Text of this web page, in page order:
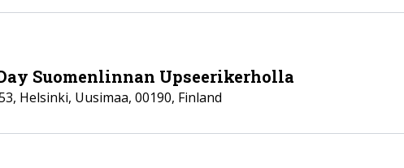
Suomenlinnan Upseerikerholla
, Helsinki, Uusimaa, 00190, Finland